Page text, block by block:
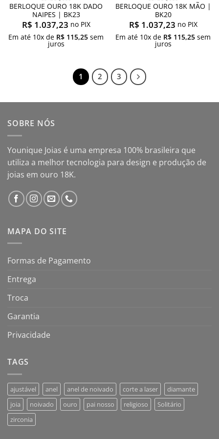
BERLOQUE OURO 18K DADO
NAIPES | BK23
R$ 1.037,23 no PIX
Em até 10x de R$ 115,25 sem
juros
BERLOQUE OURO 18K MÃO |
BK20
R$ 1.037,23 no PIX
Em até 10x de R$ 115,25 sem
juros
1 2 3
SOBRE NÓS
Younique Joias é uma empresa 100% brasileira que
utiliza a melhor tecnologia para design e produção de
joias em ouro 18K.
MAPA DO SITE
Formas de Pagamento
Entrega
Troca
Garantia
Privacidade
TAGS
ajustável anel anel de noivado corte a laser
diamante
joia
noivado ouro pai nosso religioso
Solitário
zirconia